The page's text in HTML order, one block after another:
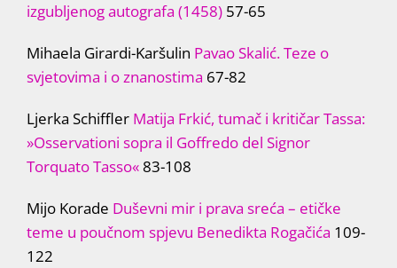
izgubljenog autografa (1458) 57-65
Mihaela Girardi-Karšulin Pavao Skalić. Teze o
svjetovima i o znanostima 67-82
Ljerka Schiffler Matija Frkić, tumač i kritičar Tassa:
»Osservationi sopra il Goffredo del Signor
Torquato Tasso« 83-108
Mijo Korade Duševni mir i prava sreća – etičke
teme u poučnom spjevu Benedikta Rogačića 109-
122